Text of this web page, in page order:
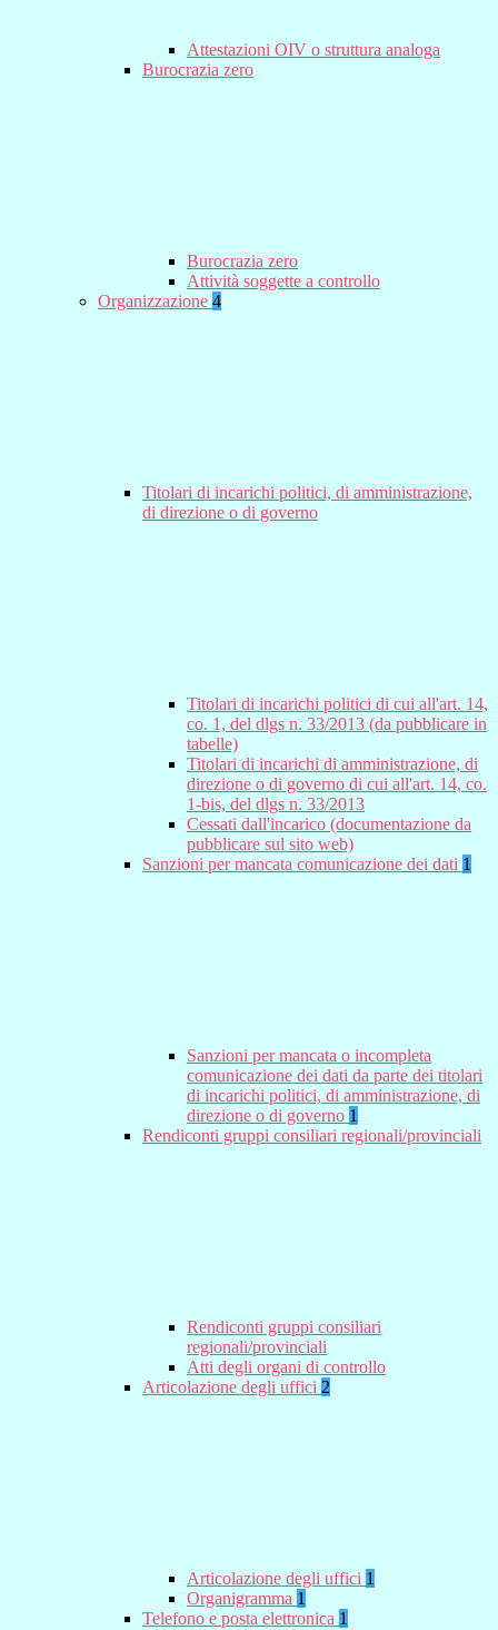
Attestazioni OIV o struttura analoga
Burocrazia zero
Burocrazia zero
Attività soggette a controllo
Organizzazione 4
Titolari di incarichi politici, di amministrazione,
di direzione o di governo
Titolari di incarichi politici di cui all'art. 14,
co. 1, del dlgs n. 33/2013 (da pubblicare in
tabelle)
Titolari di incarichi di amministrazione, di
direzione o di governo di cui all'art. 14, co.
1-bis, del dlgs n. 33/2013
Cessati dall'incarico (documentazione da
pubblicare sul sito web)
Sanzioni per mancata comunicazione dei dati 1
Sanzioni per mancata o incompleta
comunicazione dei dati da parte dei titolari
di incarichi politici, di amministrazione, di
direzione o di governo 1
Rendiconti gruppi consiliari regionali/provinciali
Rendiconti gruppi consiliari
regionali/provinciali
Atti degli organi di controllo
Articolazione degli uffici 2
Articolazione degli uffici 1
Organigramma 1
Telefono e posta elettronica 1